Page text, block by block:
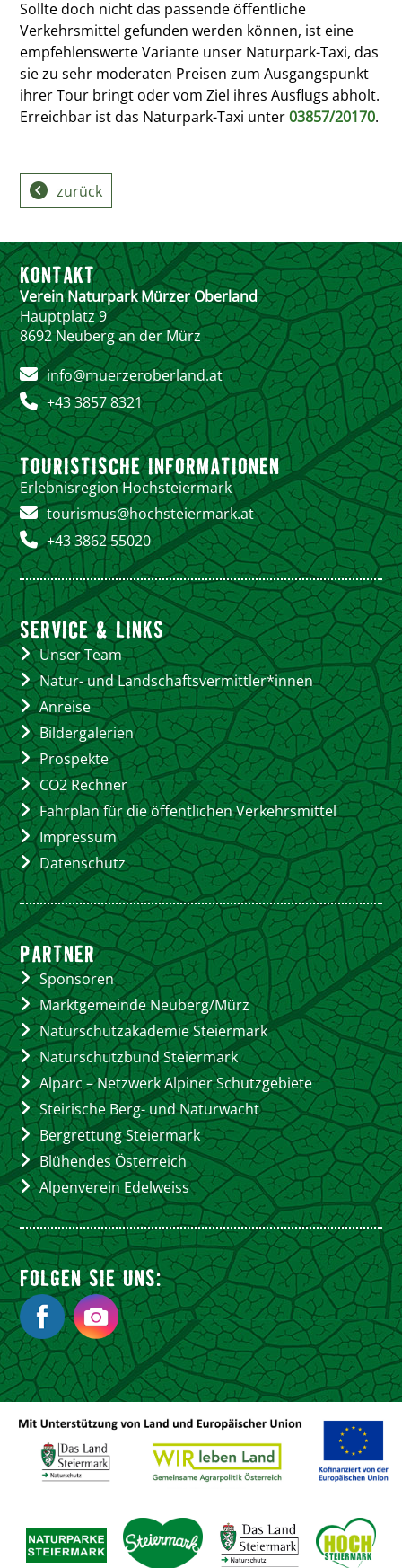
Sollte doch nicht das passende öffentliche
Verkehrsmittel gefunden werden können, ist eine
empfehlenswerte Variante unser Naturpark-Taxi, das
sie zu sehr moderaten Preisen zum Ausgangspunkt
ihrer Tour bringt oder vom Ziel ihres Ausflugs abholt.
Erreichbar ist das Naturpark-Taxi unter03857/20170.
zurück
KONTAKT
Verein Naturpark Mürzer Oberland
Hauptplatz 9
8692 Neuberg an der Mürz
info@muerzeroberland.at
+43 3857 8321
TOURISTISCHE INFORMATIONEN
Erlebnisregion Hochsteiermark
tourismus@hochsteiermark.at
+43 3862 55020
SERVICE & LINKS
Unser Team
Natur- und Landschaftsvermittler*innen
Anreise
Bildergalerien
Prospekte
CO2 Rechner
Fahrplan für die öffentlichen Verkehrsmittel
Impressum
Datenschutz
PARTNER
Sponsoren
Marktgemeinde Neuberg/Mürz
Naturschutzakademie Steiermark
Naturschutzbund Steiermark
Alparc – Netzwerk Alpiner Schutzgebiete
Steirische Berg- und Naturwacht
Bergrettung Steiermark
Blühendes Österreich
Alpenverein Edelweiss
FOLGEN SIE UNS: